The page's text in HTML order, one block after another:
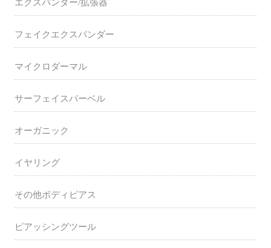
エクスパンダー/拡張器
フェイクエクスパンダー
マイクロダーマル
サーフェイスバーベル
オーガニック
イヤリング
その他ボディピアス
ピアッシングツール